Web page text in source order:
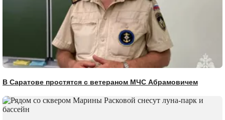
В Саратове простятся с ветераном МЧС Абрамовичем